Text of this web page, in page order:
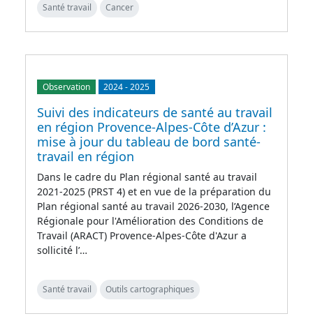
Santé travail
Cancer
Observation 2024-2025
Suivi des indicateurs de santé au travail
en région Provence-Alpes-Côte d’Azur :
mise à jour du tableau de bord santé-
travail en région
Dans le cadre du Plan régional santé au travail
2021-2025 (PRST 4) et en vue de la préparation du
Plan régional santé au travail 2026-2030, l’Agence
Régionale pour l'Amélioration des Conditions de
Travail (ARACT) Provence-Alpes-Côte d'Azur a
sollicité l’…
Santé travail Outils cartographiques